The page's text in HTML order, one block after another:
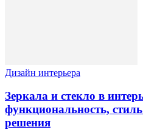
Дизайн интерьера
Зеркала и стекло в
функциональность,
решения